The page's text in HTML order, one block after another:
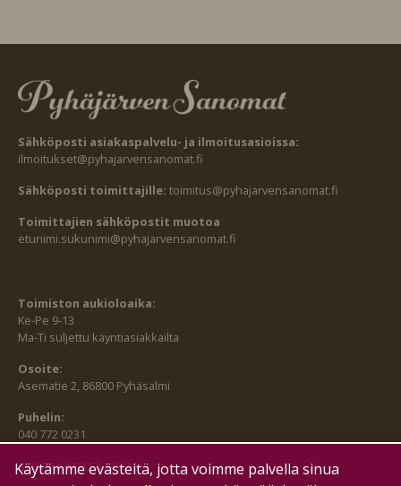
Sähköposti asiakaspalvelu- ja ilmoitusasioissa:
ilmoitukset@pyhajarvensanomat.fi
Sähköposti toimittajille: toimitus@pyhajarvensanomat.fi
Toimittajien sähköpostit muotoa
etunimi.sukunimi@pyhajarvensanomat.fi
Toimiston aukioloaika:
Ke-Pe 9-13
Ma-Ti suljettu käyntiasiakkailta
Osoite:
Asematie 2, 86800 Pyhäsalmi
Puhelin:
040 772 0231
SEURAA MEITÄ MYÖS:
Käytämme evästeitä, jotta voimme palvella sinua